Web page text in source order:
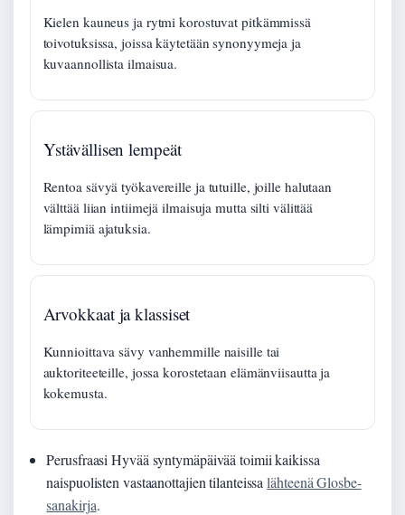
Kielen kauneus ja rytmi korostuvat pitkämmissä
toivotuksissa, joissa käytetään synonyymeja ja
kuvaannollista ilmaisua.
Ystävällisen lempeät
Rentoa sävyä työkavereille ja tutuille, joille halutaan
välttää liian intiimejä ilmaisuja mutta silti välittää
lämpimiä ajatuksia.
Arvokkaat ja klassiset
Kunnioittava sävy vanhemmille naisille tai
auktoriteeteille, jossa korostetaan elämänviisautta ja
kokemusta.
Perusfraasi Hyvää syntymäpäivää toimii kaikissa
naispuolisten vastaanottajien tilanteissalähteenä Glosbe-
sanakirja.